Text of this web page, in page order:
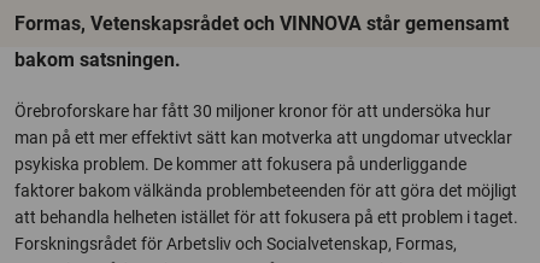
Formas, Vetenskapsrådet och VINNOVA står gemensamt
bakom satsningen.
Örebroforskare har fått 30 miljoner kronor för att undersöka hur
man på ett mer effektivt sätt kan motverka att ungdomar utvecklar
psykiska problem. De kommer att fokusera på underliggande
faktorer bakom välkända problembeteenden för att göra det möjligt
att behandla helheten istället för att fokusera på ett problem i taget.
Forskningsrådet för Arbetsliv och Socialvetenskap, Formas,